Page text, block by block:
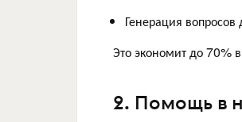
Генерация
Это экономит до 70%
2. Помощь в